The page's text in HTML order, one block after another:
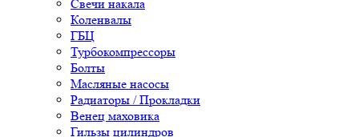
Свечи накала
Коленвалы
ГБЦ
Турбокомпрессоры
Болты
Масляные насосы
Радиаторы / Прокладки
Венец маховика
Гильзы цилиндров